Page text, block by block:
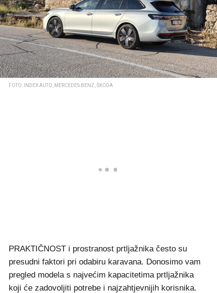
FOTO: INDEX AUTO, MERCEDES-BENZ, ŠKODA
PRAKTIČNOST i prostranost prtljažnika često su
presudni faktori pri odabiru karavana. Donosimo vam
pregled modela s najvećim kapacitetima prtljažnika
koji će zadovoljiti potrebe i najzahtjevnijih korisnika.